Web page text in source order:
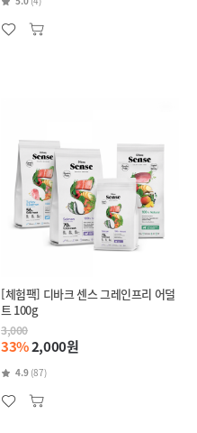
[체험팩] 디바크 센스 그레인프리 어덜
트 100g
3,000
33%2,000원
4.9 (87)